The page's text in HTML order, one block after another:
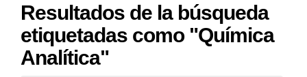
Resultados de la búsqueda
etiquetadas como "Química
Analítica"